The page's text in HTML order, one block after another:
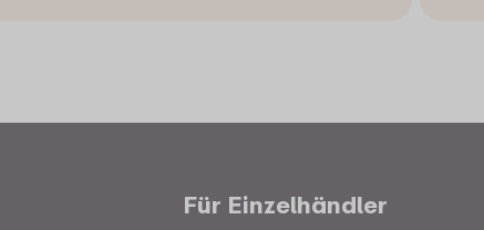
Für Einzelhändler